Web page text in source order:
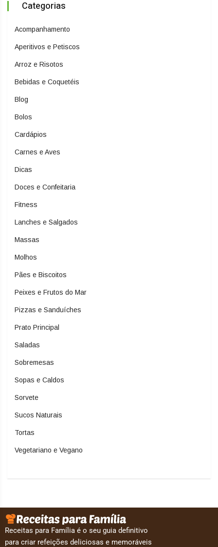
Categorias
Acompanhamento
Aperitivos e Petiscos
Arroz e Risotos
Bebidas e Coquetéis
Blog
Bolos
Cardápios
Carnes e Aves
Dicas
Doces e Confeitaria
Fitness
Lanches e Salgados
Massas
Molhos
Pães e Biscoitos
Peixes e Frutos do Mar
Pizzas e Sanduíches
Prato Principal
Saladas
Sobremesas
Sopas e Caldos
Sorvete
Sucos Naturais
Tortas
Vegetariano e Vegano
Receitas para Família é o seu guia definitivo
para criar refeições deliciosas e memoráveis